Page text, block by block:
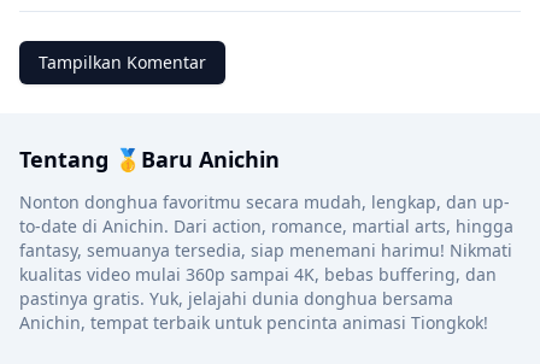
Tampilkan Komentar
Tentang 🥇Baru Anichin
Nonton donghua favoritmu secara mudah, lengkap, dan up-
to-date di Anichin. Dari action, romance, martial arts, hingga
fantasy, semuanya tersedia, siap menemani harimu! Nikmati
kualitas video mulai 360p sampai 4K, bebas buffering, dan
pastinya gratis. Yuk, jelajahi dunia donghua bersama
Anichin, tempat terbaik untuk pencinta animasi Tiongkok!